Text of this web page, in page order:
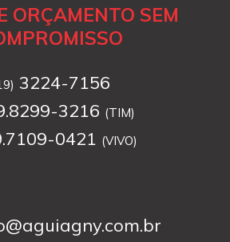
ORÇAMENTO SEM
3224-7156
3216 (TIM)
0421 (VIVO)